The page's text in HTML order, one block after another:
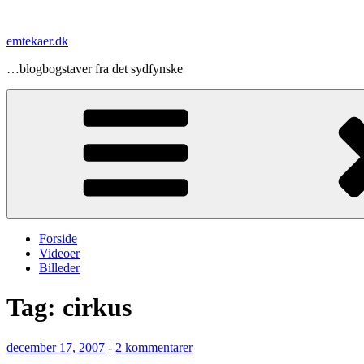
indhold
emtekaer.dk
…blogbogstaver fra det sydfynske
Forside
Videoer
Billeder
Tag: cirkus
Udgivet
december 17, 2007 - 2 kommentarertil